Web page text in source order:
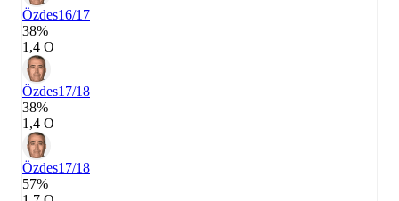
Özdes16/17
38%
1,4 О
Özdes17/18
38%
1,4 О
Özdes17/18
57%